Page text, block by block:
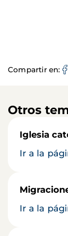
Compartir en
Otros
Iglesia
Ir a la
Ir a la